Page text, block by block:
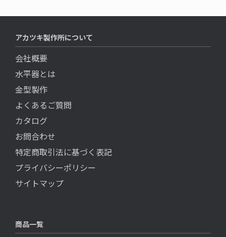
アカツキ製作所について
会社概要
水平器とは
金型製作
よくあるご質問
カタログ
お問合わせ
特定商取引法に基づく表記
プライバシーポリシー
サイトマップ
商品一覧